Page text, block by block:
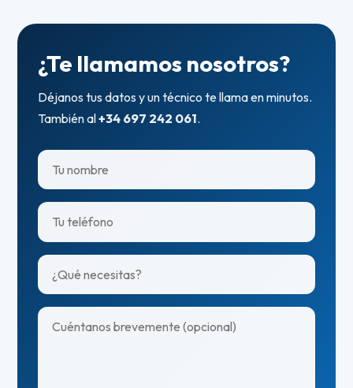
¿Te llamamos nosotros?
Déjanos tus datos y un técnico te llama en minutos.
También al+34 697 242 061.